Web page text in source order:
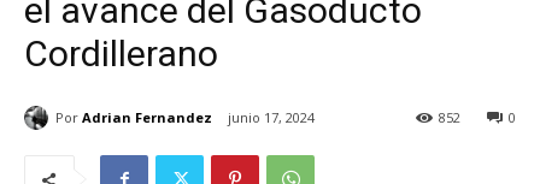
el avance del Gasoducto
Cordillerano
Por Adrian Fernandez junio 17, 2024 0
852